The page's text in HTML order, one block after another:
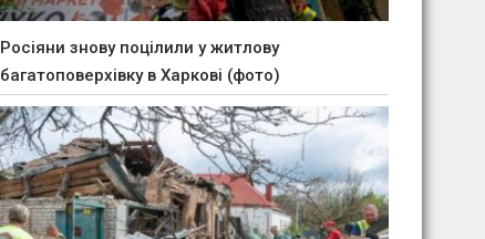
Росіяни знову поцілили у житлову
багатоповерхівку в Харкові (фото)